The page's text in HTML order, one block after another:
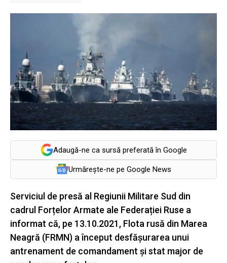
Adaugă-ne ca sursă preferată în Google
Urmărește-ne pe Google News
Serviciul de presă al Regiunii Militare Sud din
cadrul Forțelor Armate ale Federației Ruse a
informat că, pe 13.10.2021, Flota rusă din Marea
Neagră (FRMN) a început desfășurarea unui
antrenament de comandament și stat major de